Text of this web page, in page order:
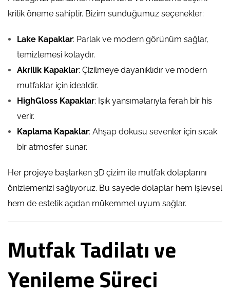
kritik öneme sahiptir. Bizim sunduğumuz seçenekler:
Lake Kapaklar: Parlak ve modern görünüm sağlar,
temizlemesi kolaydır.
Akrilik Kapaklar: Çizilmeye dayanıklıdır ve modern
mutfaklar için idealdir.
HighGloss Kapaklar: Işık yansımalarıyla ferah bir his
verir.
Kaplama Kapaklar: Ahşap dokusu sevenler için sıcak
bir atmosfer sunar.
Her projeye başlarken 3D çizim ile mutfak dolaplarını
önizlemenizi sağlıyoruz. Bu sayede dolaplar hem işlevsel
hem de estetik açıdan mükemmel uyum sağlar.
Mutfak Tadilatı ve
Yenileme Süreci